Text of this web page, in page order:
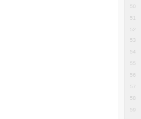
50
51
52
53
54
55
56
57
58
59